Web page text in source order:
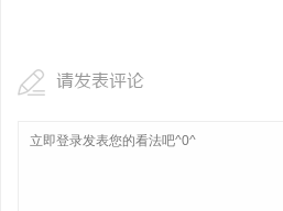
请发表评论